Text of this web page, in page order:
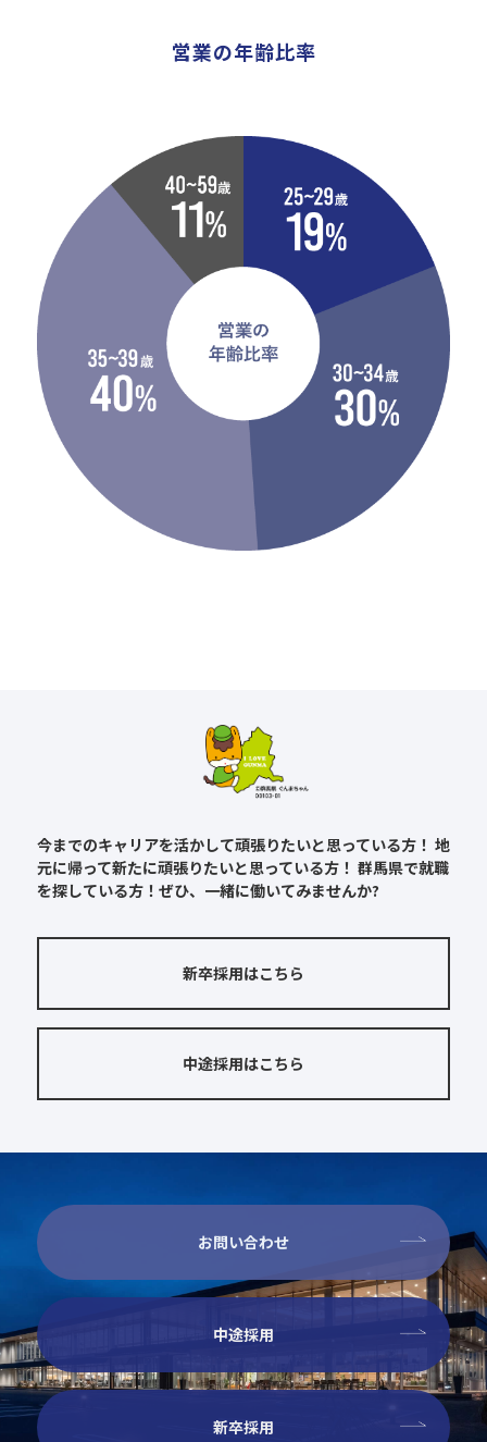
営業の年齢比率
今までのキャリアを活かして頑張りたいと思っている方！ 地
元に帰って新たに頑張りたいと思っている方！ 群馬県で就職
を探している方！ぜひ、一緒に働いてみませんか?
新卒採用はこちら
中途採用はこちら
お問い合わせ
中途採用
新卒採用